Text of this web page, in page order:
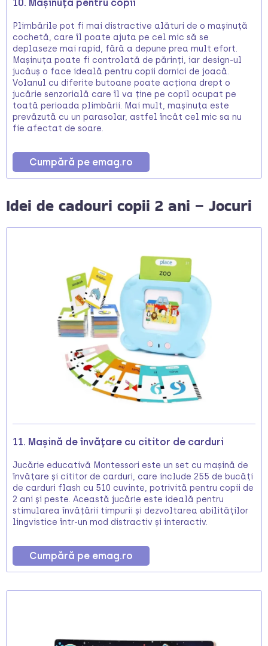
10. Mașinuță pentru copii
Plimbările pot fi mai distractive alături de o mașinuță
cochetă, care îl poate ajuta pe cel mic să se
deplaseze mai rapid, fără a depune prea mult efort.
Mașinuța poate fi controlată de părinți, iar design-ul
jucăuș o face ideală pentru copii dornici de joacă.
Volanul cu diferite butoane poate acționa drept o
jucărie senzorială care îl va ține pe copil ocupat pe
toată perioada plimbării. Mai mult, mașinuța este
prevăzută cu un parasolar, astfel încât cel mic sa nu
fie afectat de soare.
Cumpără pe emag.ro
Idei de cadouri copii 2 ani – Jocuri
11. Mașină de învățare cu cititor de carduri
Jucărie educativă Montessori este un set cu mașină de
învățare și cititor de carduri, care include 255 de bucăți
de carduri flash cu 510 cuvinte, potrivită pentru copii de
2 ani și peste. Această jucărie este ideală pentru
stimularea învățării timpurii și dezvoltarea abilităților
lingvistice într-un mod distractiv și interactiv.
Cumpără pe emag.ro